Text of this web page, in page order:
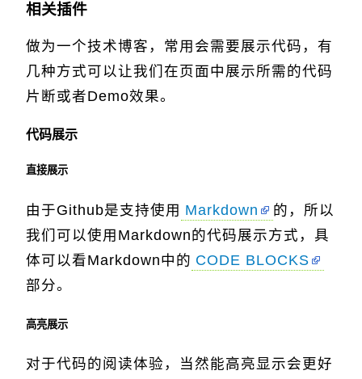
相关插件
做为一个技术博客，常用会需要展示代码，有
几种方式可以让我们在页面中展示所需的代码
片断或者Demo效果。
代码展示
直接展示
由于Github是支持使用 Markdown
的，所以
我们可以使用Markdown的代码展示方式，具
体可以看Markdown中的 CODE BLOCKS
部分。
高亮展示
对于代码的阅读体验，当然能高亮显示会更好